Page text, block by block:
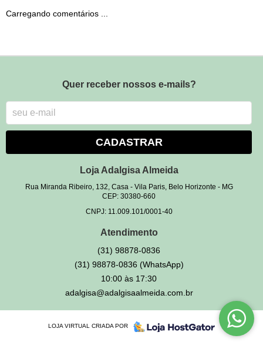
Carregando comentários ...
Quer receber nossos e-mails?
CADASTRAR
Loja Adalgisa Almeida
Rua Miranda Ribeiro, 132, Casa- Vila Paris, Belo Horizonte - MG
CEP: 30380-660
CNPJ: 11.009.101/0001-40
Atendimento
(31) 98878-0836
(31) 98878-0836 (WhatsApp)
10:00 às 17:30
adalgisa@adalgisaalmeida.com.br
LOJA VIRTUAL CRIADA POR